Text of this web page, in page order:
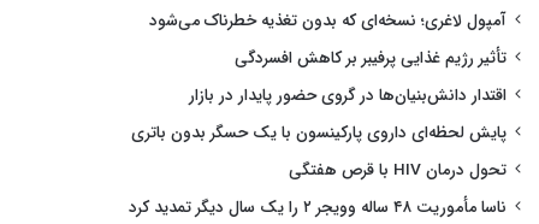
آمپول لاغری؛ نسخه‌ای که بدون تغذیه خطرناک می‌شود
تأثیر رژیم غذایی پرفیبر بر کاهش افسردگی
اقتدار دانش‌بنیان‌ها در گروی حضور پایدار در بازار
پایش لحظه‌ای داروی پارکینسون با یک حسگر بدون باتری
تحول درمان HIV با قرص هفتگی
ناسا مأموریت ۴۸ ساله وویجر ۲ را یک سال دیگر تمدید کرد